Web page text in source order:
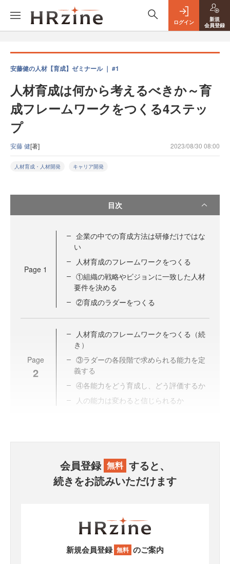
ログイン
新規
会員登録
安藤健の人材【育成】ゼミナール ｜ #1
人材育成は何から考えるべきか～育
成フレームワークをつくる4ステッ
プ
安藤 健[著] 2023/08/30 08:00
人材育成・人材開発 キャリア開発
目次
Page 1
企業の中での育成方法は研修だけではな
い
人材育成のフレームワークをつくる
①組織の戦略やビジョンに一致した人材
要件を決める
②育成のラダーをつくる
Page
2
人材育成のフレームワークをつくる（続
き）
③ラダーの各段階で求められる能力を定
義する
④各能力をどう育成し、どう評価するか
人の能力は変わると信じられるか
会員登録 無料 すると、
続きをお読みいただけます
新規会員登録 無料 のご案内